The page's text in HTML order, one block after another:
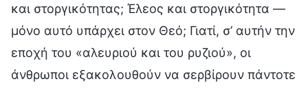
και στοργικότητας; Έλεος και στοργικότητα —
μόνο αυτό υπάρχει στον Θεό; Γιατί, σ’ αυτήν την
εποχή του «αλευριού και του ρυζιού», οι
άνθρωποι εξακολουθούν να σερβίρουν πάντοτε